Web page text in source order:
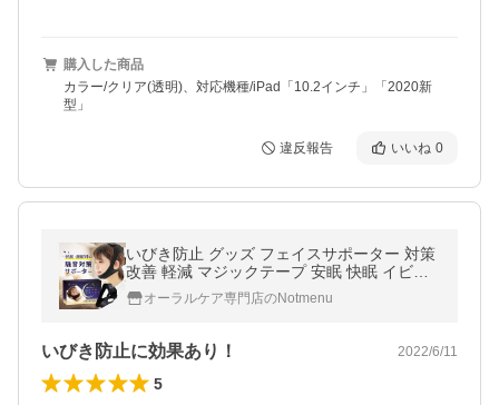
購入した商品
カラー/クリア(透明)、対応機種/iPad「10.2インチ」「2020新
型」
違反報告 いいね 0
いびき防止 グッズ フェイスサポーター 対策
改善 軽減 マジックテープ 安眠 快眠 イビキ
無呼吸 鼻呼吸 あごサポーター リフトアップ
オーラルケア専門店のNotmenu
いびき防止に効果あり！ 2022/6/11
5